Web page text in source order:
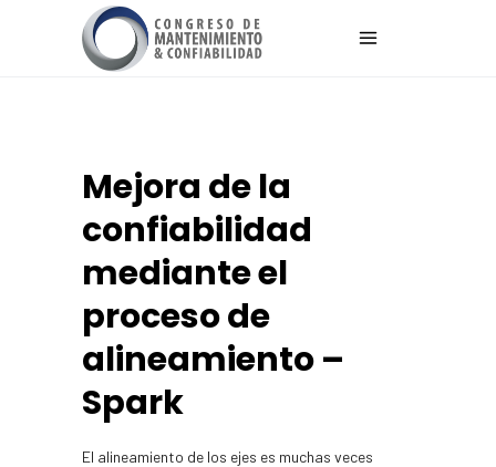
Mejora de la
confiabilidad
mediante el
proceso de
alineamiento –
Spark
El alineamiento de los ejes es muchas veces